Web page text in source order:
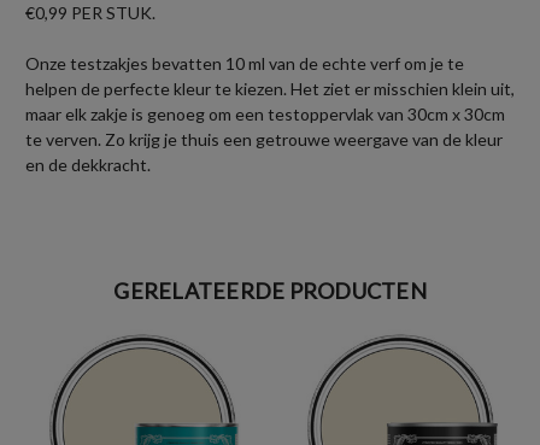
€0,99 PER STUK.
Onze testzakjes bevatten 10 ml van de echte verf om je te
helpen de perfecte kleur te kiezen. Het ziet er misschien klein uit,
maar elk zakje is genoeg om een testoppervlak van 30cm x 30cm
te verven. Zo krijg je thuis een getrouwe weergave van de kleur
en de dekkracht.
GERELATEERDE PRODUCTEN